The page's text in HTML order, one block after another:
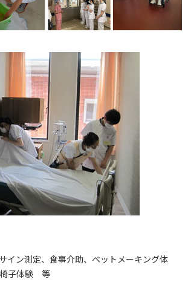
イン測定、食事介助、ベットメーキング体
椅子体験 等